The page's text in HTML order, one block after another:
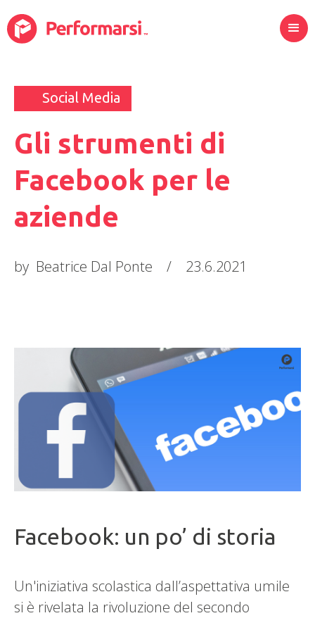
Social Media
Gli strumenti di
Facebook per le
aziende
by Beatrice Dal Ponte / 23.6.2021
Facebook: un po’ di storia
Un'iniziativa scolastica dall’aspettativa umile
si è rivelata la rivoluzione del secondo